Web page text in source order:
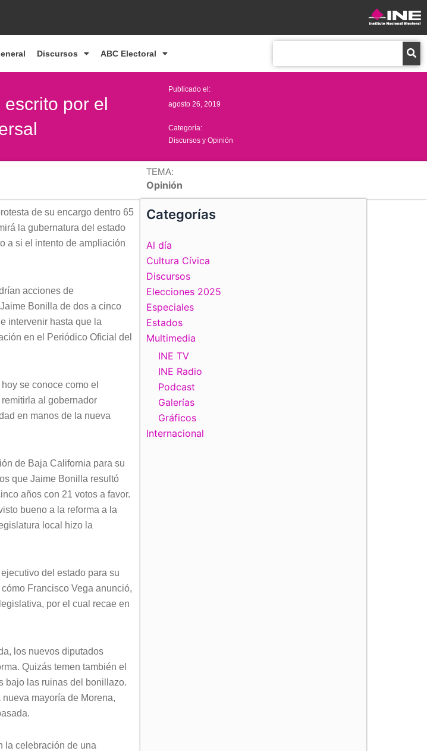
Discursos ABC Electoral
escrito por el
Publicado el:
agosto 26, 2019
Categoría:
Discursos y Opinión
TEMA:
Opinión
de su encargo dentro 65
la gubernatura del estado
a si el intento de ampliación
acciones de
Bonilla de dos a cinco
intervenir hasta que la
en el Periódico Oficial del
se conoce como el
al gobernador
en manos de la nueva
de Baja California para su
que Jaime Bonilla resultó
años con 21 votos a favor.
bueno a la reforma a la
local hizo la
del estado para su
Francisco Vega anunció,
por el cual recae en
los nuevos diputados
Quizás temen también el
bajo las ruinas del bonillazo.
mayoría de Morena,
la celebración de una
Categorías
Al día
Cultura Cívica
Discursos
Elecciones 2025
Especiales
Estados
Multimedia
INE TV
INE Radio
Podcast
Galerías
Gráficos
Internacional